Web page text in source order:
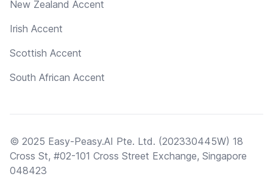
New Zealand Accent
Irish Accent
Scottish Accent
South African Accent
© 2025 Easy-Peasy.AI Pte. Ltd. (202330445W) 18
Cross St, #02-101 Cross Street Exchange, Singapore
048423